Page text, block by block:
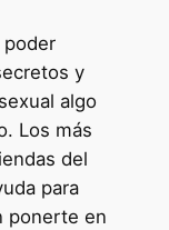
poder
y
algo
Los más
del
para
ponerte en